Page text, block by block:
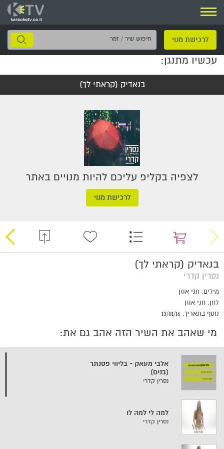
ניווט
לרכישת מנוי
חיפוש
שיר
עכשיו מתנגן:
בנאדיק (קראתי לך)
לצפיה בקליפ עליכם להיות מנויים באתר
לרכישת מנוי
בנאדיק (קראתי לך)
נסרין קדרי
מילים: חגי אוזן
לחן: חגי אוזן
נוסף בתאריך: 13/01/16
מי שאהב את השיר הזה אהב גם את:
אלבי מעאק - בליווי פסנתר
(בנים)
נסרין קדרי
למה לי למה לו
נסרין קדרי